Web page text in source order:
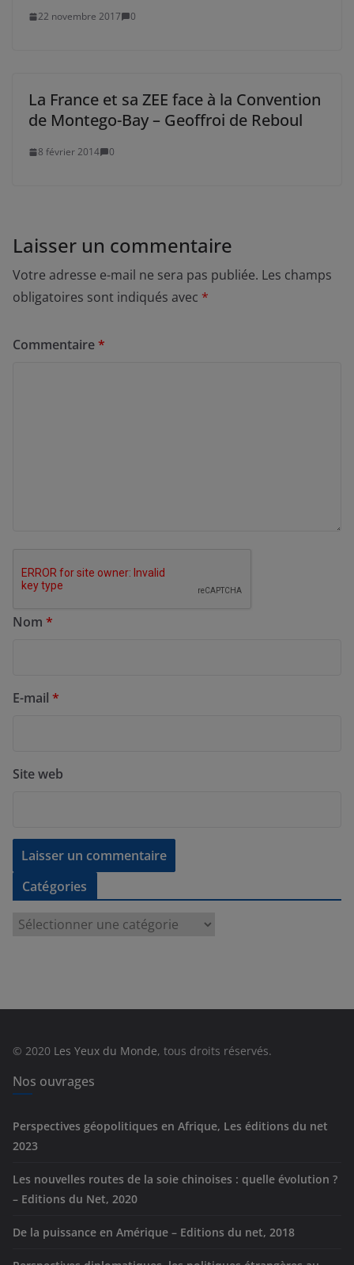
22 novembre 2017 0
La France et sa ZEE face à la Convention
de Montego-Bay – Geoffroi de Reboul
8 février 2014 0
Laisser un commentaire
Votre adresse e-mail ne sera pas publiée. Les champs
obligatoires sont indiqués avec *
Commentaire*
Nom *
E-mail *
Site web
Catégories
e
© 2020 Les Yeux du Monde, tous droits réservés.
Nos ouvrages
Perspectives géopolitiques en Afrique, Les éditions du net
2023
Les nouvelles routes de la soie chinoises : quelle évolution ?
– Editions du Net, 2020
De la puissance en Amérique – Editions du net, 2018